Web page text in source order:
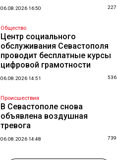
06.08.2026 16:50 227
Общество
Центр социального
обслуживания Севастополя
проводит бесплатные курсы
цифровой грамотности
06.08.2026 14:51 536
Происшествия
В Севастополе снова
объявлена воздушная
тревога
06.08.2026 14:48 739